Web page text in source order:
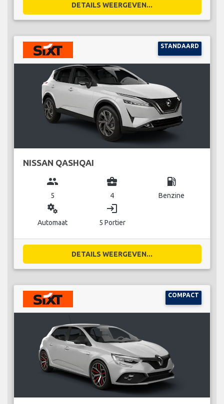
DETAILS WEERGEVEN...
STANDAARD
NISSAN QASHQAI
group
5
business_center
4
local_gas_station
Benzine
miscellaneous_services
Automaat
login
5 Portier
DETAILS WEERGEVEN...
COMPACT